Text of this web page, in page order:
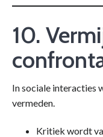
10.
In sociale interacties
vermeden.
Kritiek wordt